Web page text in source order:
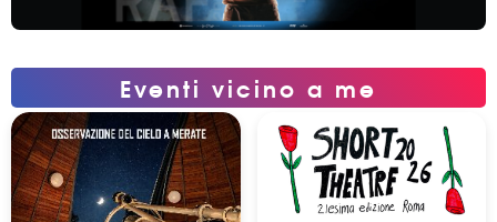
Eventi vicino a me